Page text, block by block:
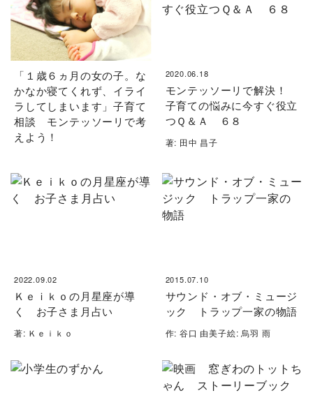
「１歳６ヵ月の女の子。な
かなか寝てくれず、イライ
ラしてしまいます」子育て
相談 モンテッソーリで考
えよう！
2020.06.18
モンテッソーリで解決！
子育ての悩みに今すぐ役立
つＱ＆Ａ ６８
著: 田中 昌子
2022.09.02
Ｋｅｉｋｏの月星座が導
く お子さま月占い
著: Ｋｅｉｋｏ
2015.07.10
サウンド・オブ・ミュージ
ック トラップ一家の物語
作: 谷口 由美子絵: 烏羽 雨